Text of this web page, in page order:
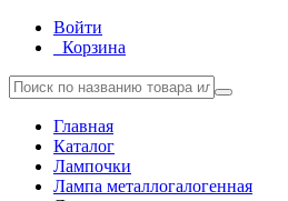
Войти
Корзина
Главная
Каталог
Лампочки
Лампа металлогалогенная